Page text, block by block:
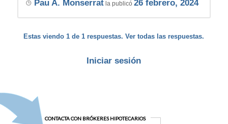
Pau A. Monserratla publicó 26 febrero, 2024
Estas viendo 1 de 1 respuestas. Ver todas las respuestas.
Iniciar sesión